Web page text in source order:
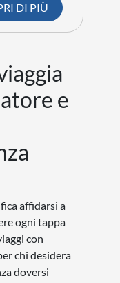
DI PIÙ
e